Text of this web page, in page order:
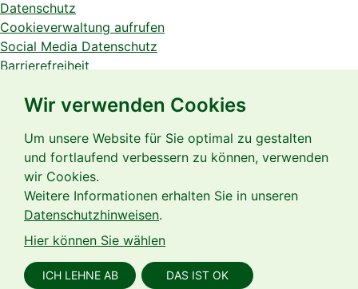
Datenschutz
Cookieverwaltung aufrufen
Social Media Datenschutz
Barrierefreiheit
Mitarbeiterzugang
Seit über 30 Jahren sichern wir für unsere Patient:innen
eine qualitativ hochwertige Versorgung in der
außerklinischen Intensivpflege und Beatmung.
Wir verwenden Cookies
Um unsere Website für Sie optimal zu gestalten
und fortlaufend verbessern zu können, verwenden
wir Cookies.
Weitere Informationen erhalten Sie in unseren
Datenschutzhinweisen.
Hier können Sie wählen
ICH LEHNE AB DAS IST OK